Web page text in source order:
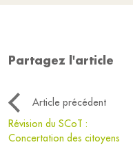
Partagez l'article
Article précédent
Révision du SCoT :
Concertation des citoyens